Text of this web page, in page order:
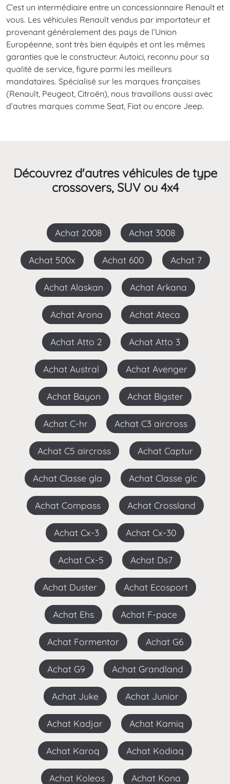
C’est un intermédiaire entre un concessionnaire Renault et
vous. Les véhicules Renault vendus par importateur et
provenant généralement des pays de l’Union
Européenne, sont très bien équipés et ont les mêmes
garanties que le constructeur. Autoici, reconnu pour sa
qualité de service, figure parmi les meilleurs
mandataires. Spécialisé sur les marques françaises
(Renault, Peugeot, Citroën), nous travaillons aussi avec
d’autres marques comme Seat, Fiat ou encore Jeep.
Découvrez d'autres véhicules de type
crossovers, SUV ou 4x4
Achat 2008 Achat 3008
Achat 500x Achat 600 Achat 7
Achat Alaskan Achat Arkana
Achat Arona Achat Ateca
Achat Atto 2 Achat Atto 3
Achat Austral Achat Avenger
Achat Bayon Achat Bigster
Achat C-hr Achat C3 aircross
Achat C5 aircross Achat Captur
Achat Classe gla Achat Classe glc
Achat Compass Achat Crossland
Achat Cx-3 Achat Cx-30
Achat Cx-5 Achat Ds7
Achat Duster Achat Ecosport
Achat Ehs Achat F-pace
Achat Formentor Achat G6
Achat G9 Achat Grandland
Achat Juke Achat Junior
Achat Kadjar Achat Kamiq
Achat Karoq Achat Kodiaq
Achat Koleos Achat Kona